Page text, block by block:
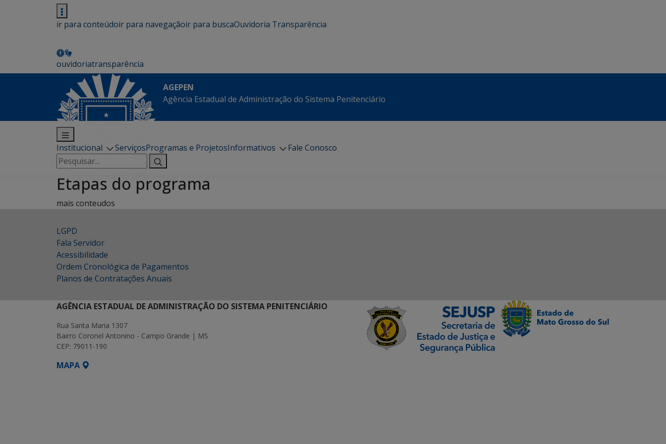
ir para conteúdoir para navegaçãoir para buscaOuvidoria Transparência
ouvidoriatransparência
AGEPEN
Agência Estadual de Administração do Sistema Penitenciário
Institucional ServiçosProgramas e ProjetosInformativos
Fale Conosco
Pesquisar
por:
Etapas do programa
mais conteudos
LGPD
Fala Servidor
Acessibilidade
Ordem Cronológica de Pagamentos
Planos de Contratações Anuais
AGÊNCIA ESTADUAL DE ADMINISTRAÇÃO DO SISTEMA PENITENCIÁRIO
Rua Santa Maria 1307
Bairro Coronel Antonino - Campo Grande | MS
CEP: 79011-190
MAPA